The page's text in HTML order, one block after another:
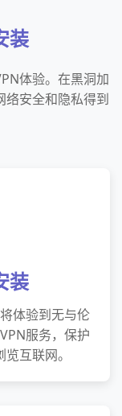
装
体验。在黑洞加
络安全和隐私得到
装
体验到无与伦
服务，保护
互联网。